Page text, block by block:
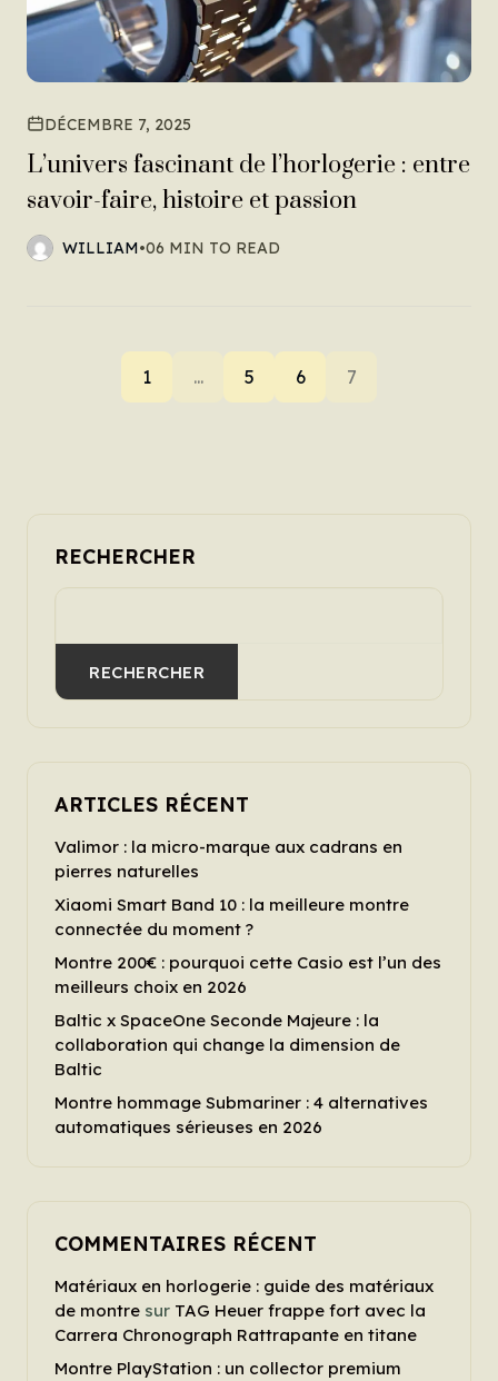
DÉCEMBRE 7, 2025
L’univers fascinant de l’horlogerie : entre
savoir-faire, histoire et passion
WILLIAM•06 MIN TO READ
1 ... 5 6 7
RECHERCHER
RECHERCHER
ARTICLES RÉCENT
Valimor : la micro-marque aux cadrans en
pierres naturelles
Xiaomi Smart Band 10 : la meilleure montre
connectée du moment ?
Montre 200€ : pourquoi cette Casio est l’un des
meilleurs choix en 2026
Baltic x SpaceOne Seconde Majeure : la
collaboration qui change la dimension de
Baltic
Montre hommage Submariner : 4 alternatives
automatiques sérieuses en 2026
COMMENTAIRES RÉCENT
Matériaux en horlogerie : guide des matériaux
de montre sur TAG Heuer frappe fort avec la
Carrera Chronograph Rattrapante en titane
Montre PlayStation : un collector premium